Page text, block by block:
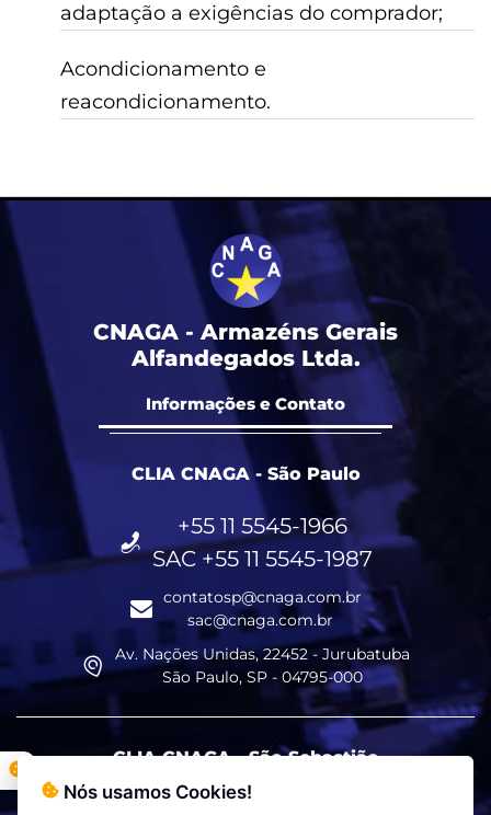
adaptação a exigências do comprador;
Acondicionamento e
reacondicionamento.
CNAGA - Armazéns Gerais
Alfandegados Ltda.
Informações e Contato
CLIA CNAGA - São Paulo
+55 11 5545-1966
SAC +55 11 5545-1987
contatosp@cnaga.com.br
sac@cnaga.com.br
Av. Nações Unidas, 22452 - Jurubatuba
São Paulo, SP - 04795-000
CLIA CNAGA - São Sebastião
Nós usamos Cookies!